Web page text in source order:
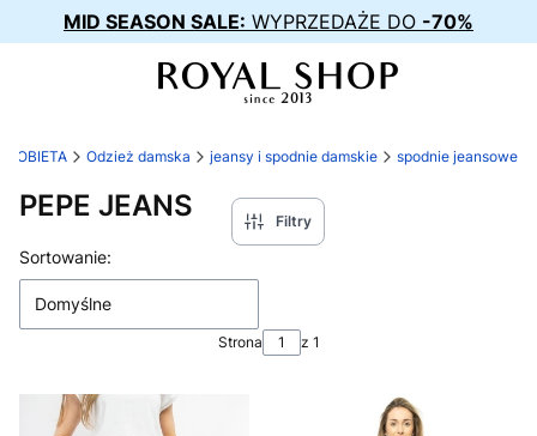
MID SEASON SALE: WYPRZEDAŻE DO -70%
KOBIETA Odzież damska jeansy i spodnie damskie spodnie jeansowe
PEPE JEANS Filtry
Lista produktów
Sortowanie:
Domyślne
Strona z 1